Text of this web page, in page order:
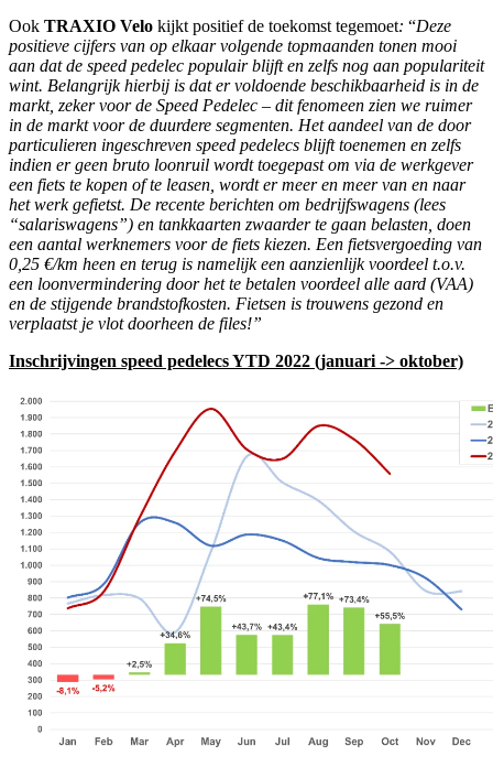
Ook TRAXIO Velo kijkt positief de toekomst tegemoet: “Deze
positieve cijfers van op elkaar volgende topmaanden tonen mooi
aan dat de speed pedelec populair blijft en zelfs nog aan populariteit
wint. Belangrijk hierbij is dat er voldoende beschikbaarheid is in de
markt, zeker voor de Speed Pedelec – dit fenomeen zien we ruimer
in de markt voor de duurdere segmenten. Het aandeel van de door
particulieren ingeschreven speed pedelecs blijft toenemen en zelfs
indien er geen bruto loonruil wordt toegepast om via de werkgever
een fiets te kopen of te leasen, wordt er meer en meer van en naar
het werk gefietst. De recente berichten om bedrijfswagens (lees
“salariswagens”) en tankkaarten zwaarder te gaan belasten, doen
een aantal werknemers voor de fiets kiezen. Een fietsvergoeding van
0,25 €/km heen en terug is namelijk een aanzienlijk voordeel t.o.v.
een loonvermindering door het te betalen voordeel alle aard (VAA)
en de stijgende brandstofkosten. Fietsen is trouwens gezond en
verplaatst je vlot doorheen de files!”
Inschrijvingen speed pedelecs YTD 2022 (januari -> oktober)